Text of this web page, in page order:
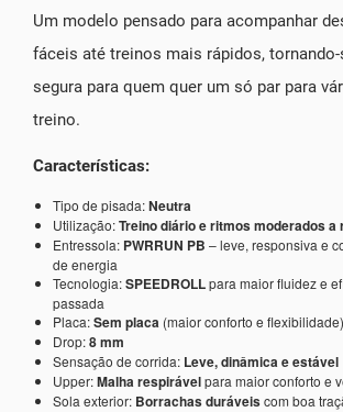
Um modelo pensado para acompanhar
fáceis até treinos mais rápidos,
segura para quem quer um só par para
treino.
Características:
Tipo de pisada:Neutra
Utilização:Treino diário e ritmos moderados a
Entressola: PWRRUN PB – leve, responsiva e
de energia
Tecnologia:SPEEDROLLpara maior fluidez e
passada
Placa:Sem placa (maior conforto e flexibilidade)
Drop:8 mm
Sensação de corrida: Leve, dinâmica e estável
Upper:Malha respirávelpara maior conforto e
Sola exterior: Borrachas duráveiscom boa